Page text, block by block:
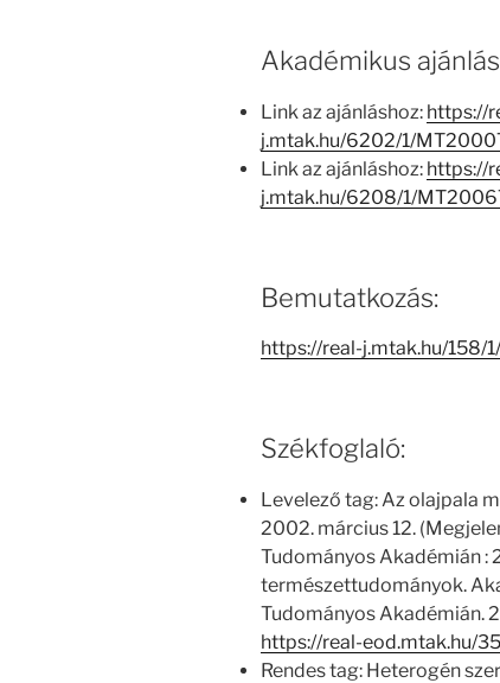
Akadémikus
Link az ajánláshoz: https://
j.mtak.hu/6202/1/
Link az ajánláshoz: https://
j.mtak.hu/6208/1/
Bemutatkozás:
https://real-j.mtak.hu/158/
Székfoglaló:
Levelező tag: Az olajpala
2002. március 12.
Tudományos Akadémián :
természettudományok.
Tudományos Akadémián.
https://real-eod.mtak.hu/
Rendes tag: Heterogén